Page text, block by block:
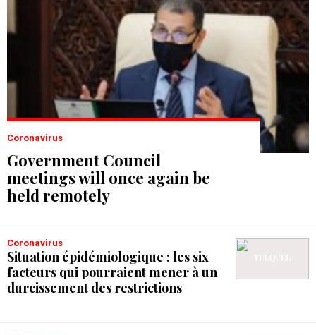
Coronavirus
Government Council
meetings will once again be
held remotely
Coronavirus
Situation épidémiologique : les six
facteurs qui pourraient mener à un
durcissement des restrictions